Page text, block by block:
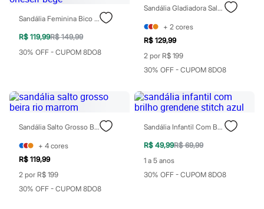
Chinelos
Sapatos
Sandálias e Papetes
Tênis
Moda esportiva
Acessórios
Calças
Calçados
Regatas
Moda íntima
Cuecas
Meias
Pijamas
Moda praia
Personagens
Plus size
Blusas e Camisetas
Sandália Feminina Bico Quadrado Salto Amadeirado Oneself Bege
R$ 119,99R$ 149,99
30% OFF - CUPOM 8DO8
Sandália Gladiadora Salto Médio Oneself Marrom
+ 2 cores
R$ 129,99
2 por R$ 199
30% OFF - CUPOM 8DO8
Sandália Salto Grosso Beira Rio Marrom
+ 4 cores
R$ 119,99
2 por R$ 199
30% OFF - CUPOM 8DO8
Sandália Infantil Com Brilho Grendene Stitch Azul
R$ 49,99R$ 69,99
1 a 5 anos
30% OFF - CUPOM 8DO8